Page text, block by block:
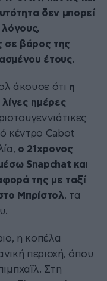
δεν μπορεί
λόγους,
σε βάρος της
έτους.
άκουσε ότι η
ημέρες
κέντρο Cabot
ο 21χρονος
Snapchat και
της με ταξί
Μπρίστολ, τα
η κοπέλα
περιοχή, όπου
Στη